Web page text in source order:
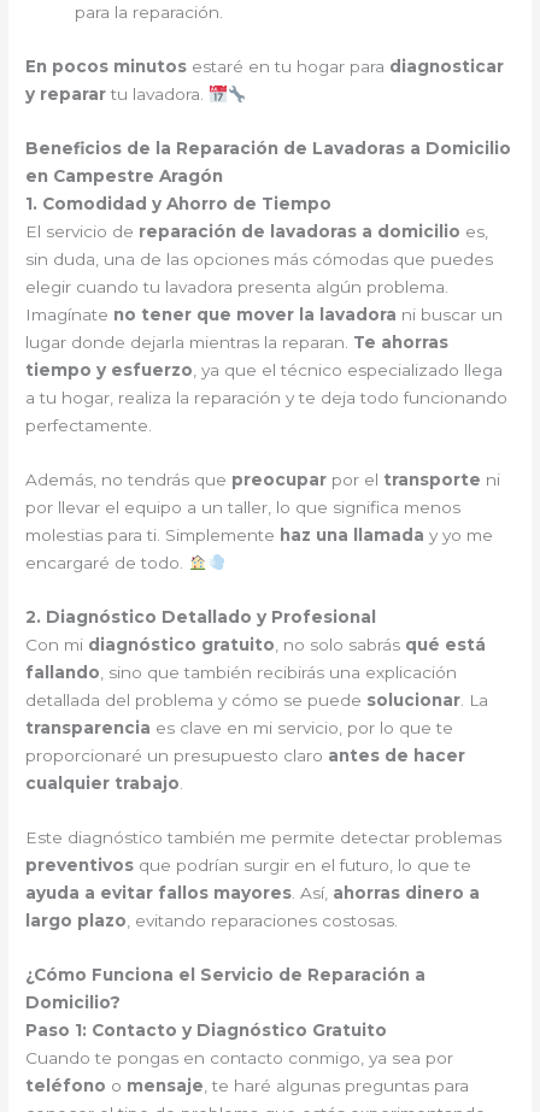
para la reparación.
En pocos minutos estaré en tu hogar para diagnosticar
y reparartu lavadora.
Beneficios de la Reparación de Lavadoras a Domicilio
en Campestre Aragón
1. Comodidad y Ahorro de Tiempo
El servicio de reparación de lavadoras a domicilio es,
sin duda, una de las opciones más cómodas que puedes
elegir cuando tu lavadora presenta algún problema.
Imagínate no tener que mover la lavadora ni buscar un
lugar donde dejarla mientras la reparan. Te ahorras
tiempo y esfuerzo , ya que el técnico especializado llega
a tu hogar, realiza la reparación y te deja todo funcionando
perfectamente.
Además, no tendrás que preocupar por el transporte ni
por llevar el equipo a un taller, lo que significa menos
molestias para ti. Simplemente haz una llamada y yo me
encargaré de todo.
2. Diagnóstico Detallado y Profesional
Con mi diagnóstico gratuito , no solo sabrás qué está
fallando , sino que también recibirás una explicación
detallada del problema y cómo se puede solucionar . La
transparencia es clave en mi servicio, por lo que te
proporcionaré un presupuesto claro antes de hacer
cualquier trabajo
Este diagnóstico también me permite detectar problemas
preventivos que podrían surgir en el futuro, lo que te
ayuda a evitar fallos mayores . Así, ahorras dinero a
largo plazo , evitando reparaciones costosas.
¿Cómo Funciona el Servicio de Reparación a
Domicilio?
Paso 1: Contacto y Diagnóstico Gratuito
Cuando te pongas en contacto conmigo, ya sea por
teléfono o mensaje , te haré algunas preguntas para